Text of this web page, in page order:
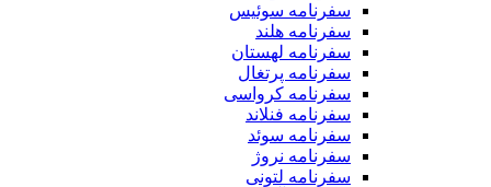
سفرنامه سوئیس
سفرنامه هلند
سفرنامه لهستان
سفرنامه پرتغال
سفرنامه کرواسی
سفرنامه فنلاند
سفرنامه سوئد
سفرنامه نروژ
سفرنامه لتونی